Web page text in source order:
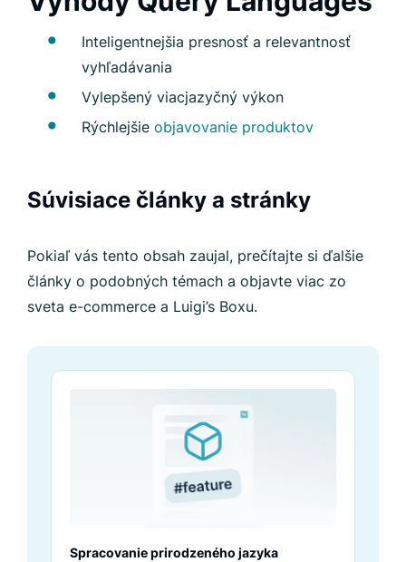
Inteligentnejšia presnosť a relevantnosť
vyhľadávania
Vylepšený viacjazyčný výkon
Rýchlejšie objavovanie produktov
Súvisiace články a stránky
Pokiaľ vás tento obsah zaujal, prečítajte si ďalšie
články o podobných témach a objavte viac zo
sveta e-commerce a Luigi’s Boxu.
Spracovanie prirodzeného jazyka